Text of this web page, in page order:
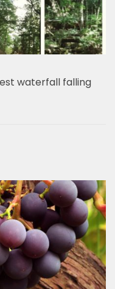
waterfall falling